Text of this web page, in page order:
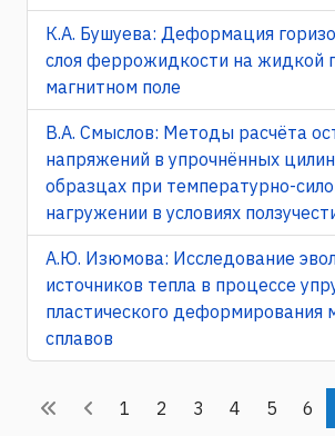
К.А. Бушуева: Деформация
слоя феррожидкости на жидкой
магнитном поле
В.А. Смыслов: Методы расчёта
напряжений в упрочнённых
образцах при температурно-
нагружении в условиях
А.Ю. Изюмова: Исследование
источников тепла в процессе
пластического деформирования
сплавов
1 2 3 4 5 6